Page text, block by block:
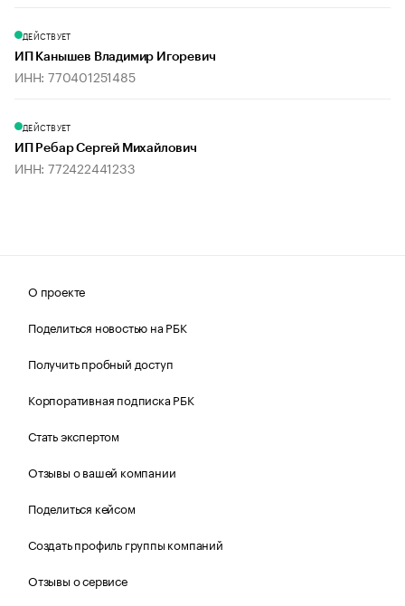
ДЕЙСТВУЕТ
ИП Канышев Владимир Игоревич
ИНН: 770401251485
ДЕЙСТВУЕТ
ИП Ребар Сергей Михайлович
ИНН: 772422441233
О проекте
Поделиться новостью на РБК
Получить пробный доступ
Корпоративная подписка РБК
Стать экспертом
Отзывы о вашей компании
Поделиться кейсом
Создать профиль группы компаний
Отзывы о сервисе